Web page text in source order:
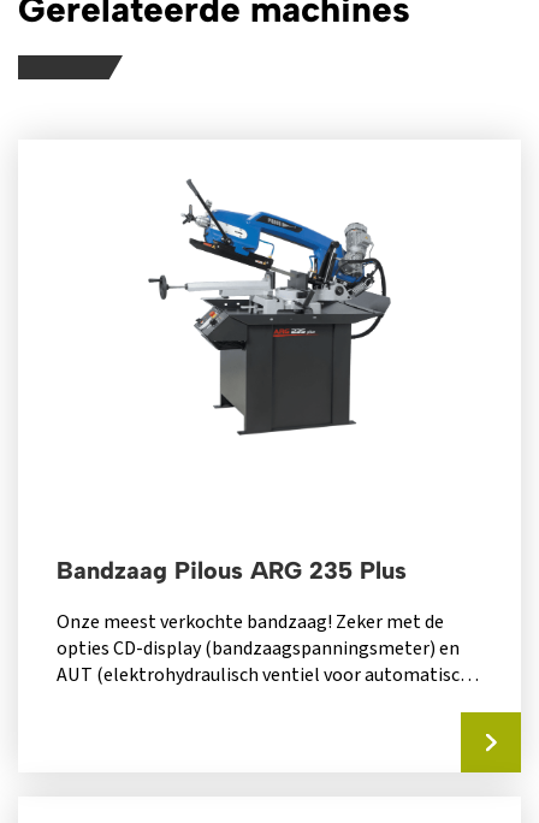
Gerelateerde machines
Bandzaag Pilous ARG 235 Plus
Onze meest verkochte bandzaag! Zeker met de
opties CD-display (bandzaagspanningsmeter) en
AUT (elektrohydraulisch ventiel voor automatisch